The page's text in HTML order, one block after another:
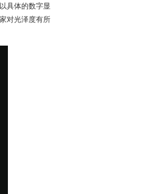
具体的数字显
对光泽度有所